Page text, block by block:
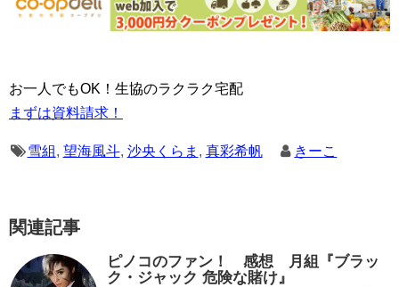
お一人でもOK！生協のラクラク宅配
まずは資料請求！
雪組, 望海風斗, 沙央くらま , 真彩希帆 きーこ
関連記事
ピノコのファン！ 感想 月組『ブラッ
ク・ジャック 危険な賭け』